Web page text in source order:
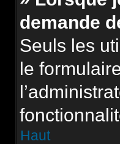
demande
Seuls les
le
Haut